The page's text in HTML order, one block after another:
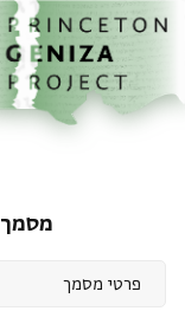
לתוכןהבית
מסמך